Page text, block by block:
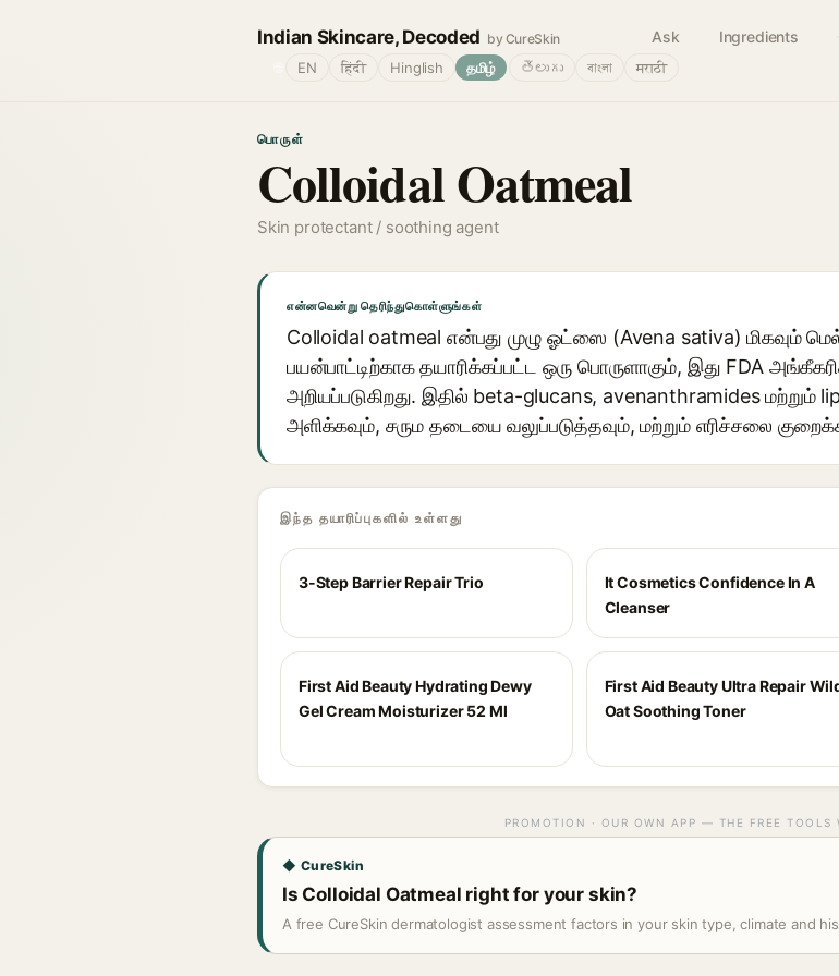
Indian Skincare, Decoded by CureSkin Ask Ingredients
EN हिंदी Hinglish தமிழ் తెలుగు বাংলা मराठी
பொருள்
Colloidal Oatmeal
Skin protectant / soothing agent
என்னவென்று தெரிந்துகொள்ளுங்கள்
Colloidal oatmeal என்பது முழு ஓட்ஸை (Avena sativa) மிகவும்
பயன்பாட்டிற்காக தயாரிக்கப்பட்ட ஒரு பொருளாகும், இது FDA
அறியப்படுகிறது. இதில் beta-glucans, avenanthramides
அளிக்கவும், சரும தடையை வலுப்படுத்தவும், மற்றும் எரிச்சலை
இந்த தயாரிப்புகளில் உள்ளது
3-Step Barrier Repair Trio
It Cosmetics Confidence In A
Cleanser
First Aid Beauty Hydrating Dewy
Gel Cream Moisturizer 52 Ml
First Aid Beauty Ultra Repair
Oat Soothing Toner
PROMOTION · OUR OWN APP — THE FREE TOOLS
◆ CureSkin
Is Colloidal Oatmeal right for your skin?
A free CureSkin dermatologist assessment factors in your skin type, climate and